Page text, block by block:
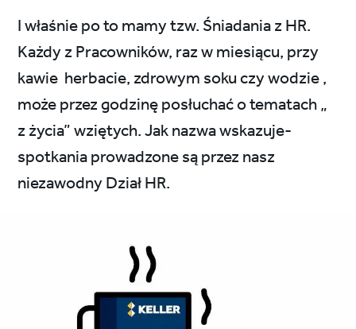
I właśnie po to mamy tzw. Śniadania z HR.
Każdy z Pracowników, raz w miesiącu, przy
kawie herbacie, zdrowym soku czy wodzie ,
może przez godzinę posłuchać o tematach „
z życia” wziętych. Jak nazwa wskazuje-
spotkania prowadzone są przez nasz
niezawodny Dział HR.